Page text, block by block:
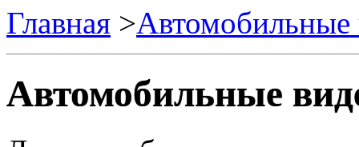
Главная >Автомобильные
Автомобильные